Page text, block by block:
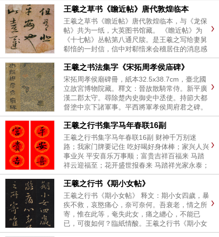
王羲之草书《瞻近帖》唐代敦煌临本
王羲之草书《瞻近帖》唐代敦煌临本，与《龙保
帖》共为一纸，大英图书馆藏。 《瞻近帖》为
《十七帖》丛帖第八通尺牍。是王羲之写给妻舅
郗愔的一封信，信中对郗愔来会稽居住的消息感
到高兴和期盼，并希望他能告知来期。《法书要
录》卷十《右军书记》著录《瞻近帖》全文。刻
入《十七帖》等。《瞻近帖》墨...
王羲之书法集字《宋拓周孝侯庙碑》
宋拓周孝侯廟碑冊，紙本32.5x38.7cm，臺北國
立故宮博物院藏。釋文：晉故散騎常侍。新平廣
漢二郡太守。尋除楚內史御史中丞使。持節大都
督塗中京下諸軍事。平西將軍孝侯周府君之碑。
晉平原內史陸機撰。右軍將軍王羲之書。君諱
處。字子隱。義興陽羨人也。...
王羲之行书集字马年春联16副
王羲之行书集字马年春联16副 财神千万别迷
路；我家门牌要记住 吃好喝好身体棒；家兴人兴
事业兴 平安喜乐万事顺；富贵吉祥百福来 马踏
祥云迎福至；花开盛世报春来 马踏祥光家永泰；
春临瑞气户长安 马蹄踏雪千家福；燕尾裁春万象
新 一马当先春作贺；万象更新岁呈祥 一马平川
行好运；三阳开泰纳...
王羲之行书《期小女帖》
王羲之行书《期小女帖》 释文：期小女四歲，暴
疾不救，哀愍痛心，奈可奈何。吾衰老，情之所
寄，惟在此等，奄失此女，痛之纏心，不能已
已，可復如何？臨紙情酸。王羲之行书《期小女
帖》，来源：宝晋斋法帖卷三。...